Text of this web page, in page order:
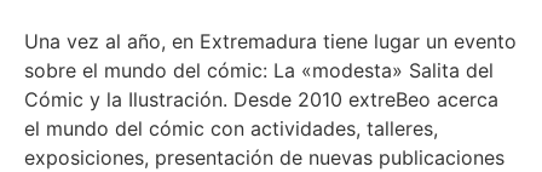
Una vez al año, en Extremadura tiene lugar un evento
sobre el mundo del cómic: La «modesta» Salita del
Cómic y la Ilustración. Desde 2010 extreBeo acerca
el mundo del cómic con actividades, talleres,
exposiciones, presentación de nuevas publicaciones